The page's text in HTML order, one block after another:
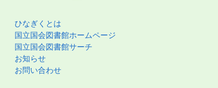
ひなぎくとは
国立国会図書館ホームページ
国立国会図書館サーチ
お知らせ
お問い合わせ